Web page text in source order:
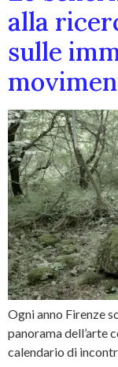
alla
sulle
Ogni anno Firenze
panorama dell’arte
calendario di